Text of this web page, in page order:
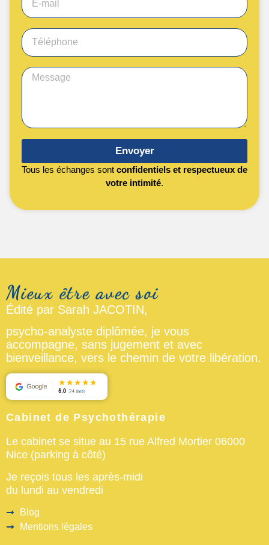
Envoyer
Tous les échanges sont confidentiels et respectueux de
votre intimité.
Édité par Sarah JACOTIN,
psycho-analyste diplômée, je vous
accompagne, sans jugement et avec
bienveillance, vers le chemin de votre libération.
Cabinet de Psychothérapie
Le cabinet se situe au 15 rue Alfred Mortier 06000
Nice (parking à côté)
Je reçois tous les après-midi
du lundi au vendredi
Blog
Mentions légales